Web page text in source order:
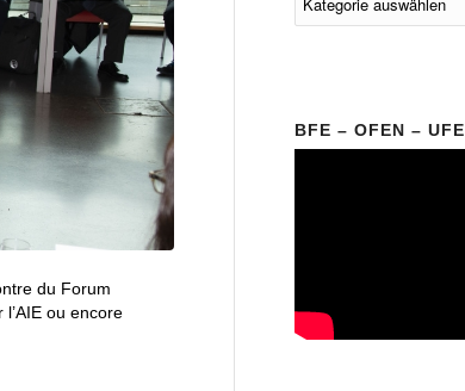
du Forum
ou encore
BFE – OFEN – UFE